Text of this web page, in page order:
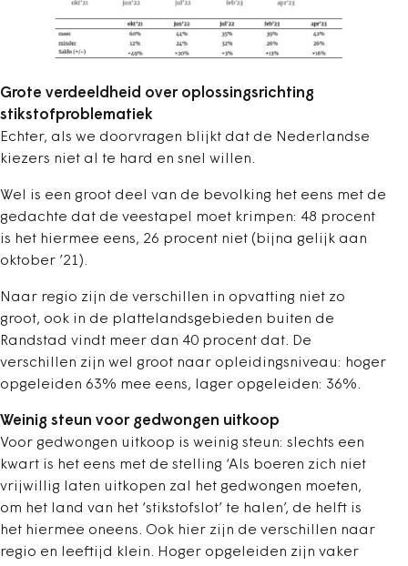
Grote verdeeldheid over oplossingsrichting
stikstofproblematiek
Echter, als we doorvragen blijkt dat de Nederlandse
kiezers niet al te hard en snel willen.
Wel is een groot deel van de bevolking het eens met de
gedachte dat de veestapel moet krimpen: 48 procent
is het hiermee eens, 26 procent niet (bijna gelijk aan
oktober ’21).
Naar regio zijn de verschillen in opvatting niet zo
groot, ook in de plattelandsgebieden buiten de
Randstad vindt meer dan 40 procent dat. De
verschillen zijn wel groot naar opleidingsniveau: hoger
opgeleiden 63% mee eens, lager opgeleiden: 36%.
Weinig steun voor gedwongen uitkoop
Voor gedwongen uitkoop is weinig steun: slechts een
kwart is het eens met de stelling ‘Als boeren zich niet
vrijwillig laten uitkopen zal het gedwongen moeten,
om het land van het ‘stikstofslot’ te halen’, de helft is
het hiermee oneens. Ook hier zijn de verschillen naar
regio en leeftijd klein. Hoger opgeleiden zijn vaker